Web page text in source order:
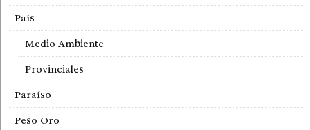
País
Medio Ambiente
Provinciales
Paraíso
Peso Oro